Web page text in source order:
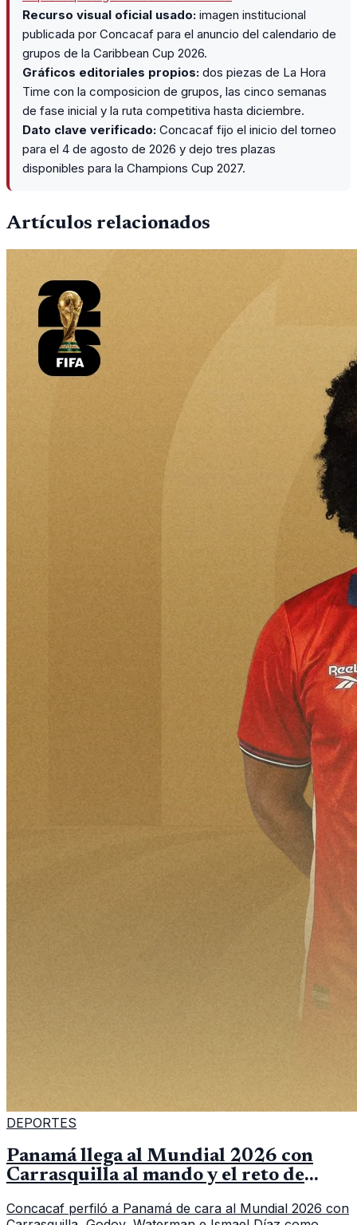
Recurso visual oficial usado: imagen institucional
publicada por Concacaf para el anuncio del calendario de
grupos de la Caribbean Cup 2026.
Gráficos editoriales propios: dos piezas de La Hora
Time con la composicion de grupos, las cinco semanas
de fase inicial y la ruta competitiva hasta diciembre.
Dato clave verificado: Concacaf fijo el inicio del torneo
para el 4 de agosto de 2026 y dejo tres plazas
disponibles para la Champions Cup 2027.
Artículos relacionados
DEPORTES
Panamá llega al Mundial 2026 con
Carrasquilla al mando y el reto de
Concacaf perfiló a Panamá de cara al Mundial 2026 con